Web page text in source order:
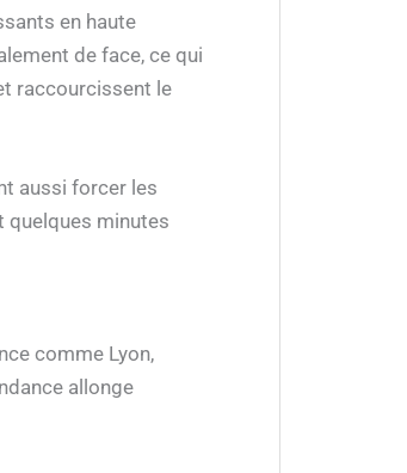
en haute
de face, ce qui
raccourcissent le
aussi forcer les
quelques minutes
comme Lyon,
allonge